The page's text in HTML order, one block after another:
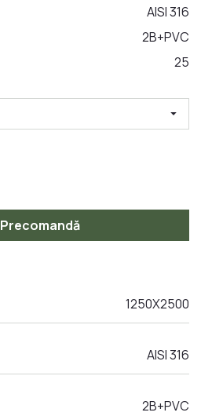
AISI 316
2B+PVC
25
arrow_drop_down
Precomandă
1250Х2500
AISI 316
2B+PVC